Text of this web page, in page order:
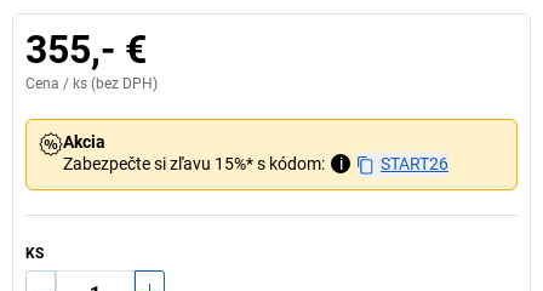
355,- €
Cena / ks (bez DPH)
Akcia
Zabezpečte si zľavu 15%* s kódom:
i START26
KS